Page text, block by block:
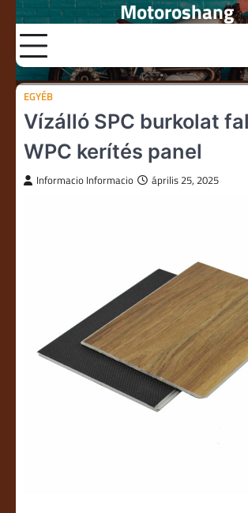
content
Motoroshang
EGYÉB
Vízálló SPC burkolat
WPC kerítés panel
Informacio Informacio április 25, 2025